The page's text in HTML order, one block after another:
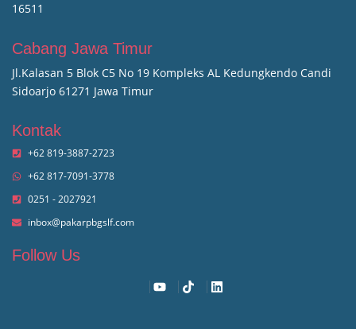
16511
Cabang Jawa Timur
Jl.Kalasan 5 Blok C5 No 19 Kompleks AL Kedungkendo Candi
Sidoarjo 61271 Jawa Timur
Kontak
+62 819-3887-2723
+62 817-7091-3778
0251 - 2027921
inbox@pakarpbgslf.com
Follow Us